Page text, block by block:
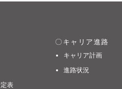
表
キャリア進路
キャリア計画
進路状況